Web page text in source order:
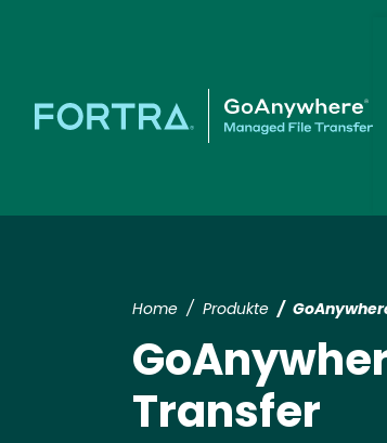
Home Produkte
Transfer